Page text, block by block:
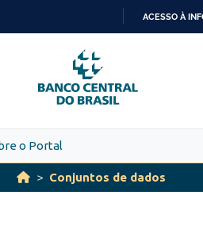
PARA
O
CONTEÚDO
ACESSO À
o Portal
Conjuntos de dados